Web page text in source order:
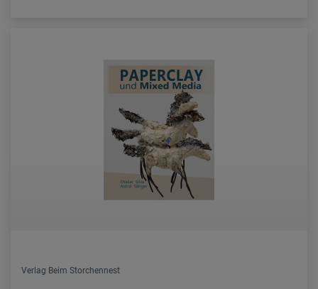
Verlag Beim Storchennest